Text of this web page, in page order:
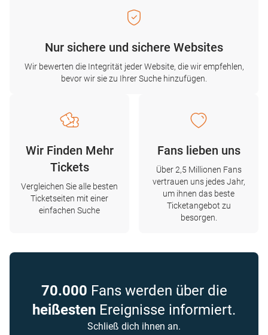
Nur sichere und sichere Websites
Wir bewerten die Integrität jeder Website, die wir empfehlen,
bevor wir sie zu Ihrer Suche hinzufügen.
Wir Finden Mehr
Tickets
Vergleichen Sie alle besten
Ticketseiten mit einer
einfachen Suche
Fans lieben uns
Über 2,5 Millionen Fans
vertrauen uns jedes Jahr,
um ihnen das beste
Ticketangebot zu
besorgen.
70.000 Fans werden über die
heißesten Ereignisse informiert.
Schließ dich ihnen an.